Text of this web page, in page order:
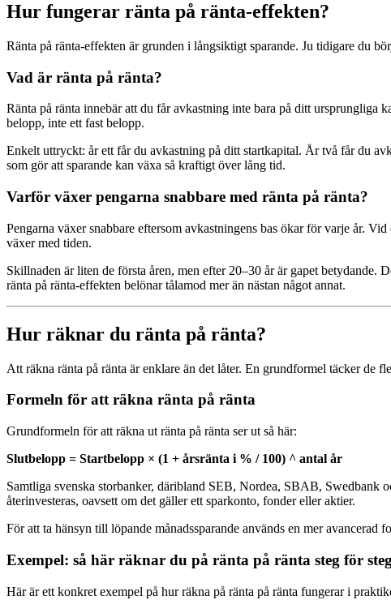
Hur fungerar ränta på ränta-effekten?
Ränta på ränta-effekten är grunden i långsiktigt sparande. Ju tidigare du
Vad är ränta på ränta?
Ränta på ränta innebär att du får avkastning inte bara på ditt ursprungliga
belopp, inte ett fast belopp.
Enkelt uttryckt: år ett får du avkastning på ditt startkapital. År två får du
som gör att sparande kan växa så kraftigt över lång tid.
Varför växer pengarna snabbare med ränta på ränta?
Pengarna växer snabbare eftersom avkastningens bas ökar för varje år.
växer med tiden.
Skillnaden är liten de första åren, men efter 20–30 år är gapet
ränta på ränta-effekten belönar tålamod mer än nästan något annat.
Hur räknar du ränta på ränta?
Att räkna ränta på ränta är enklare än det låter. En grundformel täcker de
Formeln för att räkna ränta på ränta
Grundformeln för att räkna ut ränta på ränta ser ut så här:
Slutbelopp = Startbelopp × (1 + årsränta i % / 100) ^ antal år
Samtliga svenska storbanker, däribland SEB, Nordea, SBAB, Swedbank
återinvesteras, oavsett om det gäller ett sparkonto, fonder eller aktier.
För att ta hänsyn till löpande månadssparande används en mer
Exempel: så här räknar du på ränta på ränta steg för steg
Här är ett konkret exempel på hur räkna på ränta på ränta fungerar i